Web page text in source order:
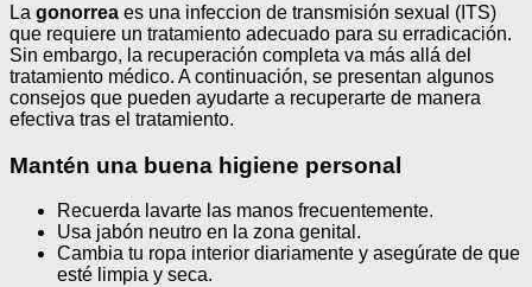
La gonorrea es una infeccion de transmisión sexual (ITS)
que requiere un tratamiento adecuado para su erradicación.
Sin embargo, la recuperación completa va más allá del
tratamiento médico. A continuación, se presentan algunos
consejos que pueden ayudarte a recuperarte de manera
efectiva tras el tratamiento.
Mantén una buena higiene personal
Recuerda lavarte las manos frecuentemente.
Usa jabón neutro en la zona genital.
Cambia tu ropa interior diariamente y asegúrate de que
esté limpia y seca.